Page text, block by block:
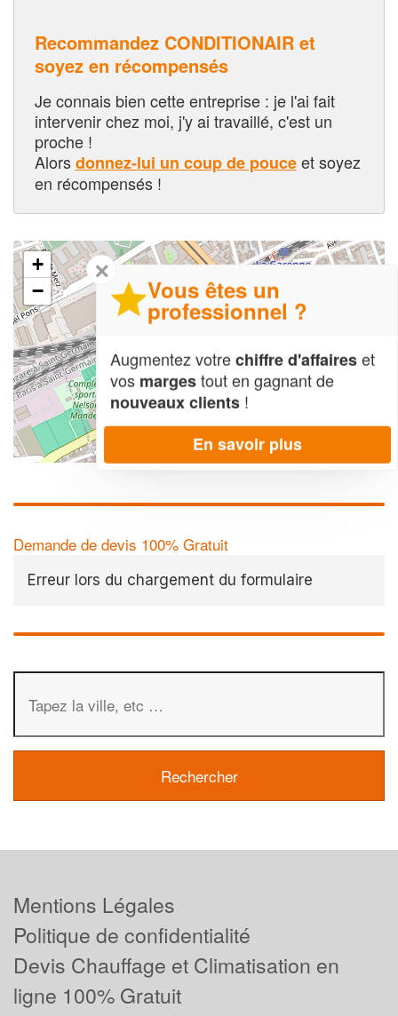
Recommandez CONDITIONAIR et
soyez en récompensés
Je connais bien cette entreprise : je l'ai fait
intervenir chez moi, j'y ai travaillé, c'est un
proche !
Alorsdonnez-lui un coup de pouceet soyez
en récompensés !
+
−
OpenStreetMap contributors,
Demande de devis 100% Gratuit
Erreur lors du chargement du formulaire
✕
Vous êtes un
professionnel ?
Augmentez votrechiffre d'affaireset
vos margestout en gagnant de
nouveaux clients !
En savoir plus
Mentions Légales
Politique de confidentialité
Devis Chauffage et Climatisation en
ligne 100% Gratuit